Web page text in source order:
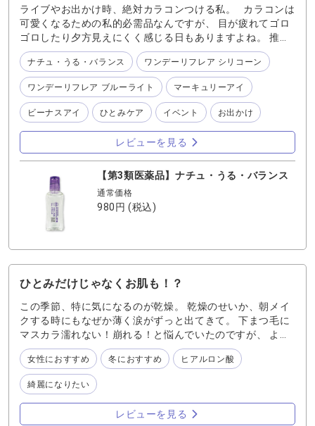
ナチュ・うる・バランス（涙不足対策） ●特長：涙に含ま
れる7つのイオンをバランス配合。超低刺激で敏感な目にも
やさしい。 ●差し心地：刺激がほぼなく、自然にうるおう
感じ。 ●コンタクト：全てのコンタクトに対応。 ●おすすめ
シーン： ・刺激の強い目薬が苦手な方 ・ゲームや動画
に熱中して「気づいたら目がバキバキ」のとき ・日中、
こまめにうるおい補給したいとき 👉ワンポイント：「とに
かくやさしい！小まめに差す派にぴったり。」 🔷 まとめ：
選ぶポイント🔷 ⚫︎疲れ目・炎症までカバーしたい → 『ビ
ーナスアイ』 （ペットと暮らす方や、充血・かゆみが気
になる方に◎） ⚫︎乾きやすい・仕事で目を酷使する方 →
『マーキュリーアイ』 （PC仕事や長時間コンタクトに
◎） ⚫︎刺激に弱い・やさしく潤したい → 『ナチュ・う
る・バランス』 （敏感な目質の方や、日常使いに◎）
ライブやお出かけ時、絶対カラコンつける私。 カラコンは
可愛くなるための私的必需品なんですが、 目が疲れてゴロ
ゴロしたり夕方見えにくく感じる日もありますよね。 推し
を見たいのに、本末転倒ですよね〜。 そんな私の愛用品が
この『ナチュ・うる・バランス』！！ さし心地も強くない
ので、沁みる〜〜と涙も出てアイメイクがボロボロになる
こともなく。 自然なさし心地がとにかく好きです！ カラコ
ンに使える目薬 使い続けようと思います〜〜 大人気の目
薬ケースも3個セット購入でついてきます✨ ちなみにコン
タクトもわかさ生活で販売しています！ 気になった方はぜ
ひ〜〜！
ナチュ・うる・バランス ワンデーリフレア シリコーン
ワンデーリフレア ブルーライト マーキュリーアイ
ビーナスアイ ひとみケア イベント お出かけ
レビューを見る
【第3類医薬品】ナチュ・うる・バランス
通常価格
980円(税込)
ひとみだけじゃなくお肌も！？
この季節、特に気になるのが乾燥。 乾燥のせいか、朝メイ
クする時にもなぜか薄く涙がずっと出てきて。 下まつ毛に
マスカラ濡れない！崩れる！と悩んでいたのですが、 よく
考えるとここ2ヶ月ほど『ヒアルロン酸α』の定期を止めて
ました。 (別の商品試したくてお休みしていました…(_ _))
即購入！店舗が本社にあるので、気になった時にすぐ買え
てよかったです！ 通販でも早くて2~3日程度で届くので嬉
しいですね♪ また、先日実家に帰った時に母の肌がなんと
なく綺麗になってて。 (失礼ですが)母の肌は冬の間、カサ
女性におすすめ 冬におすすめ ヒアルロン酸
綺麗になりたい
レビューを見る